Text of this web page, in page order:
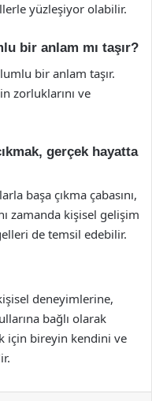
yüzleşiyor olabilir.
bir anlam mı taşır?
bir anlam taşır.
zorluklarını ve
gerçek hayatta
başa çıkma çabasını,
zamanda kişisel gelişim
de temsil edebilir.
deneyimlerine,
bağlı olarak
için bireyin kendini ve